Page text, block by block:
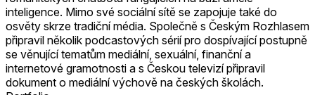
inteligence. Mimo své sociální sítě se zapojuje také do
osvěty skrze tradiční média. Společně s Českým Rozhlasem
připravil několik podcastových sérií pro dospívající postupně
se věnující tematům mediální, sexuální, finanční a
internetové gramotnosti a s Českou televizí připravil
dokument o mediální výchově na českých školách.